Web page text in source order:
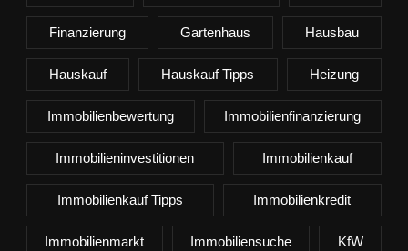
Finanzierung Gartenhaus Hausbau
Hauskauf Hauskauf Tipps Heizung
Immobilienbewertung Immobilienfinanzierung
Immobilieninvestitionen Immobilienkauf
Immobilienkauf Tipps Immobilienkredit
Immobilienmarkt Immobiliensuche KfW